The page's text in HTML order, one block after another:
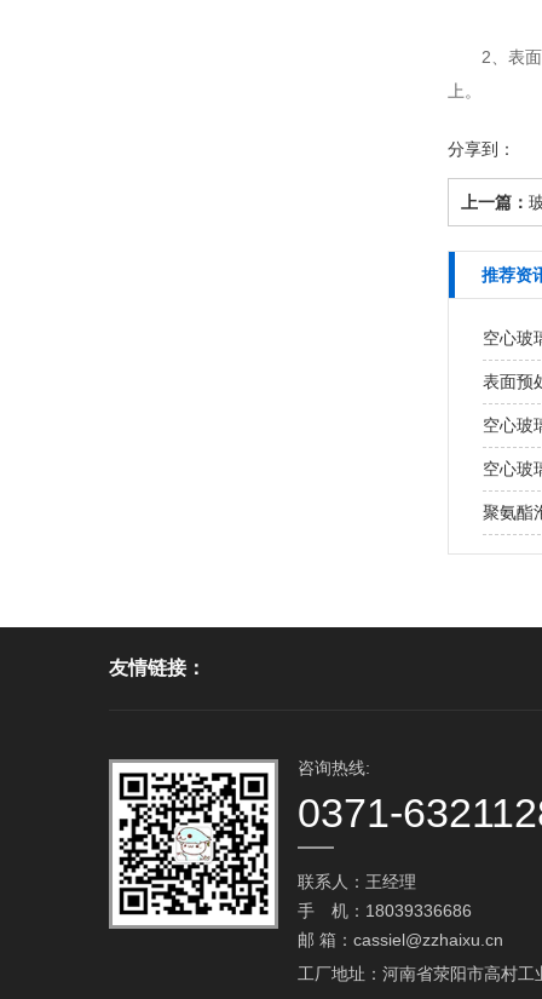
2、表面强
上。
分享到：
上一篇：
推荐资
空心玻
表面预
空心玻
空心玻
聚氨酯
友情链接：
咨询热线:
0371-
联系人：王经理
手 机：18039336686
邮 箱： cassiel@zzhaixu.cn
工厂地址：河南省荥阳市高村工